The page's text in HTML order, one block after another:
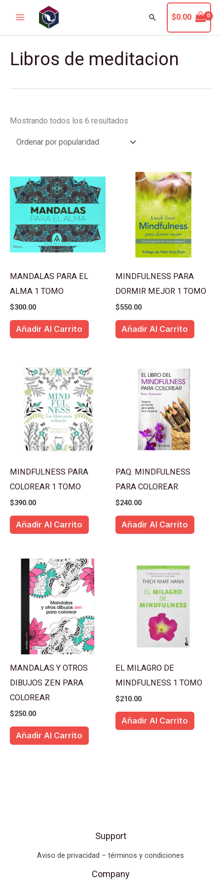
contenido
Buscar
$0.00
Libros de meditacion
Mostrando todos los 6 resultados
by
popularity
MANDALAS PARA EL
ALMA 1 TOMO
$300.00
Añadir Al Carrito
MINDFULNESS PARA
DORMIR MEJOR 1 TOMO
$550.00
Añadir Al Carrito
MINDFULNESS PARA
COLOREAR 1 TOMO
$390.00
Añadir Al Carrito
PAQ. MINDFULNESS
PARA COLOREAR
$240.00
Añadir Al Carrito
MANDALAS Y OTROS
DIBUJOS ZEN PARA
COLOREAR
$250.00
Añadir Al Carrito
EL MILAGRO DE
MINDFULNESS 1 TOMO
$210.00
Añadir Al Carrito
Support
Aviso de privacidad – términos y condiciones
Company